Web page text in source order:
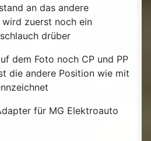
an das andere
zuerst noch ein
drüber
dem Foto noch CP und PP
die andere Position wie mit